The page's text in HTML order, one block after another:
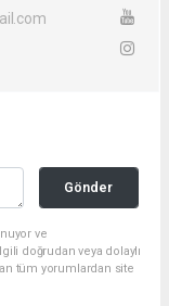
Gönder
ve
doğrudan veya dolaylı
tüm yorumlardan site